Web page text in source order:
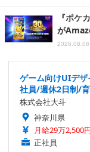
『ポケ
が
ゲーム向けUIデ
社員/週休2日制/
株式会社大斗
神奈川県
月給29万2,500
正社員